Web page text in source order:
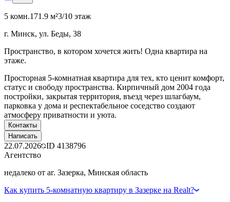
5 комн.171.9 м²3/10 этаж
г. Минск, ул. Беды, 38
Пространство, в котором хочется жить! Одна квартира на
этаже.
Просторная 5-комнатная квартира для тех, кто ценит комфорт,
статус и свободу пространства. Кирпичный дом 2004 года
постройки, закрытая территория, въезд через шлагбаум,
парковка у дома и респектабельное соседство создают
атмосферу приватности и уюта.
Контакты
Написать
22.07.2026 ID 4138796
Агентство
недалеко от аг. Зазерка, Минская область
Как купить 5-комнатную квартиру в Зазерке на Realt?